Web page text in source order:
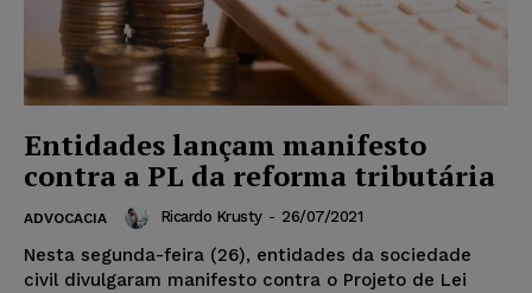
Entidades lançam manifesto
contra a PL da reforma tributária
ADVOCACIA Ricardo Krusty - 26/07/2021
Nesta segunda-feira (26), entidades da sociedade
civil divulgaram manifesto contra o Projeto de Lei